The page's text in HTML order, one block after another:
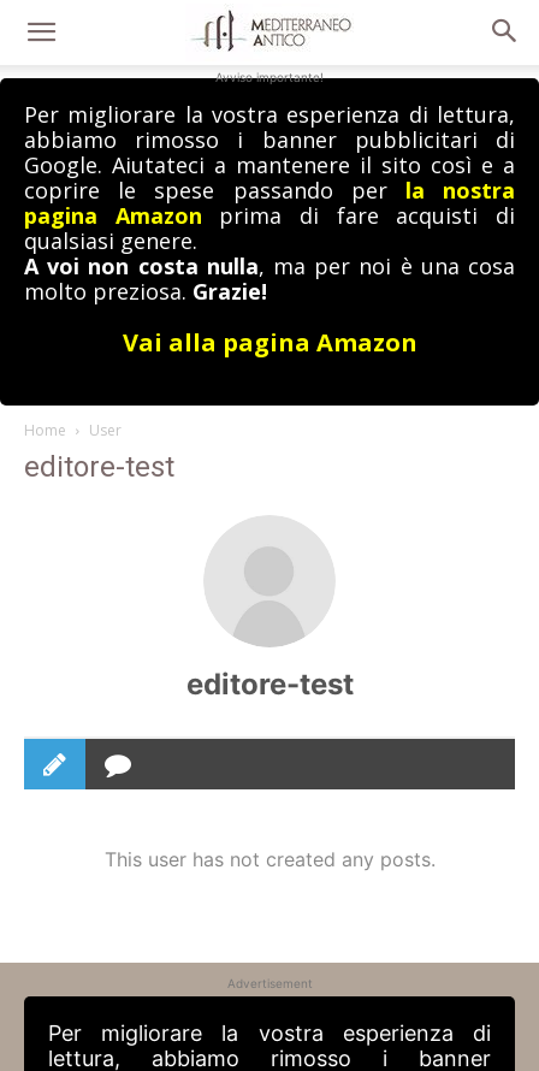
Avviso importante!
Per migliorare la vostra esperienza di lettura,
abbiamo rimosso i banner pubblicitari di
Google. Aiutateci a mantenere il sito così e a
coprire le spese passando per la nostra
pagina Amazon prima di fare acquisti di
qualsiasi genere.
A voi non costa nulla, ma per noi è una cosa
molto preziosa. Grazie!
Vai alla pagina Amazon
Home User
editore-test
editore-test
This user has not created any posts.
Advertisement
Per migliorare la vostra esperienza di
lettura, abbiamo rimosso i banner